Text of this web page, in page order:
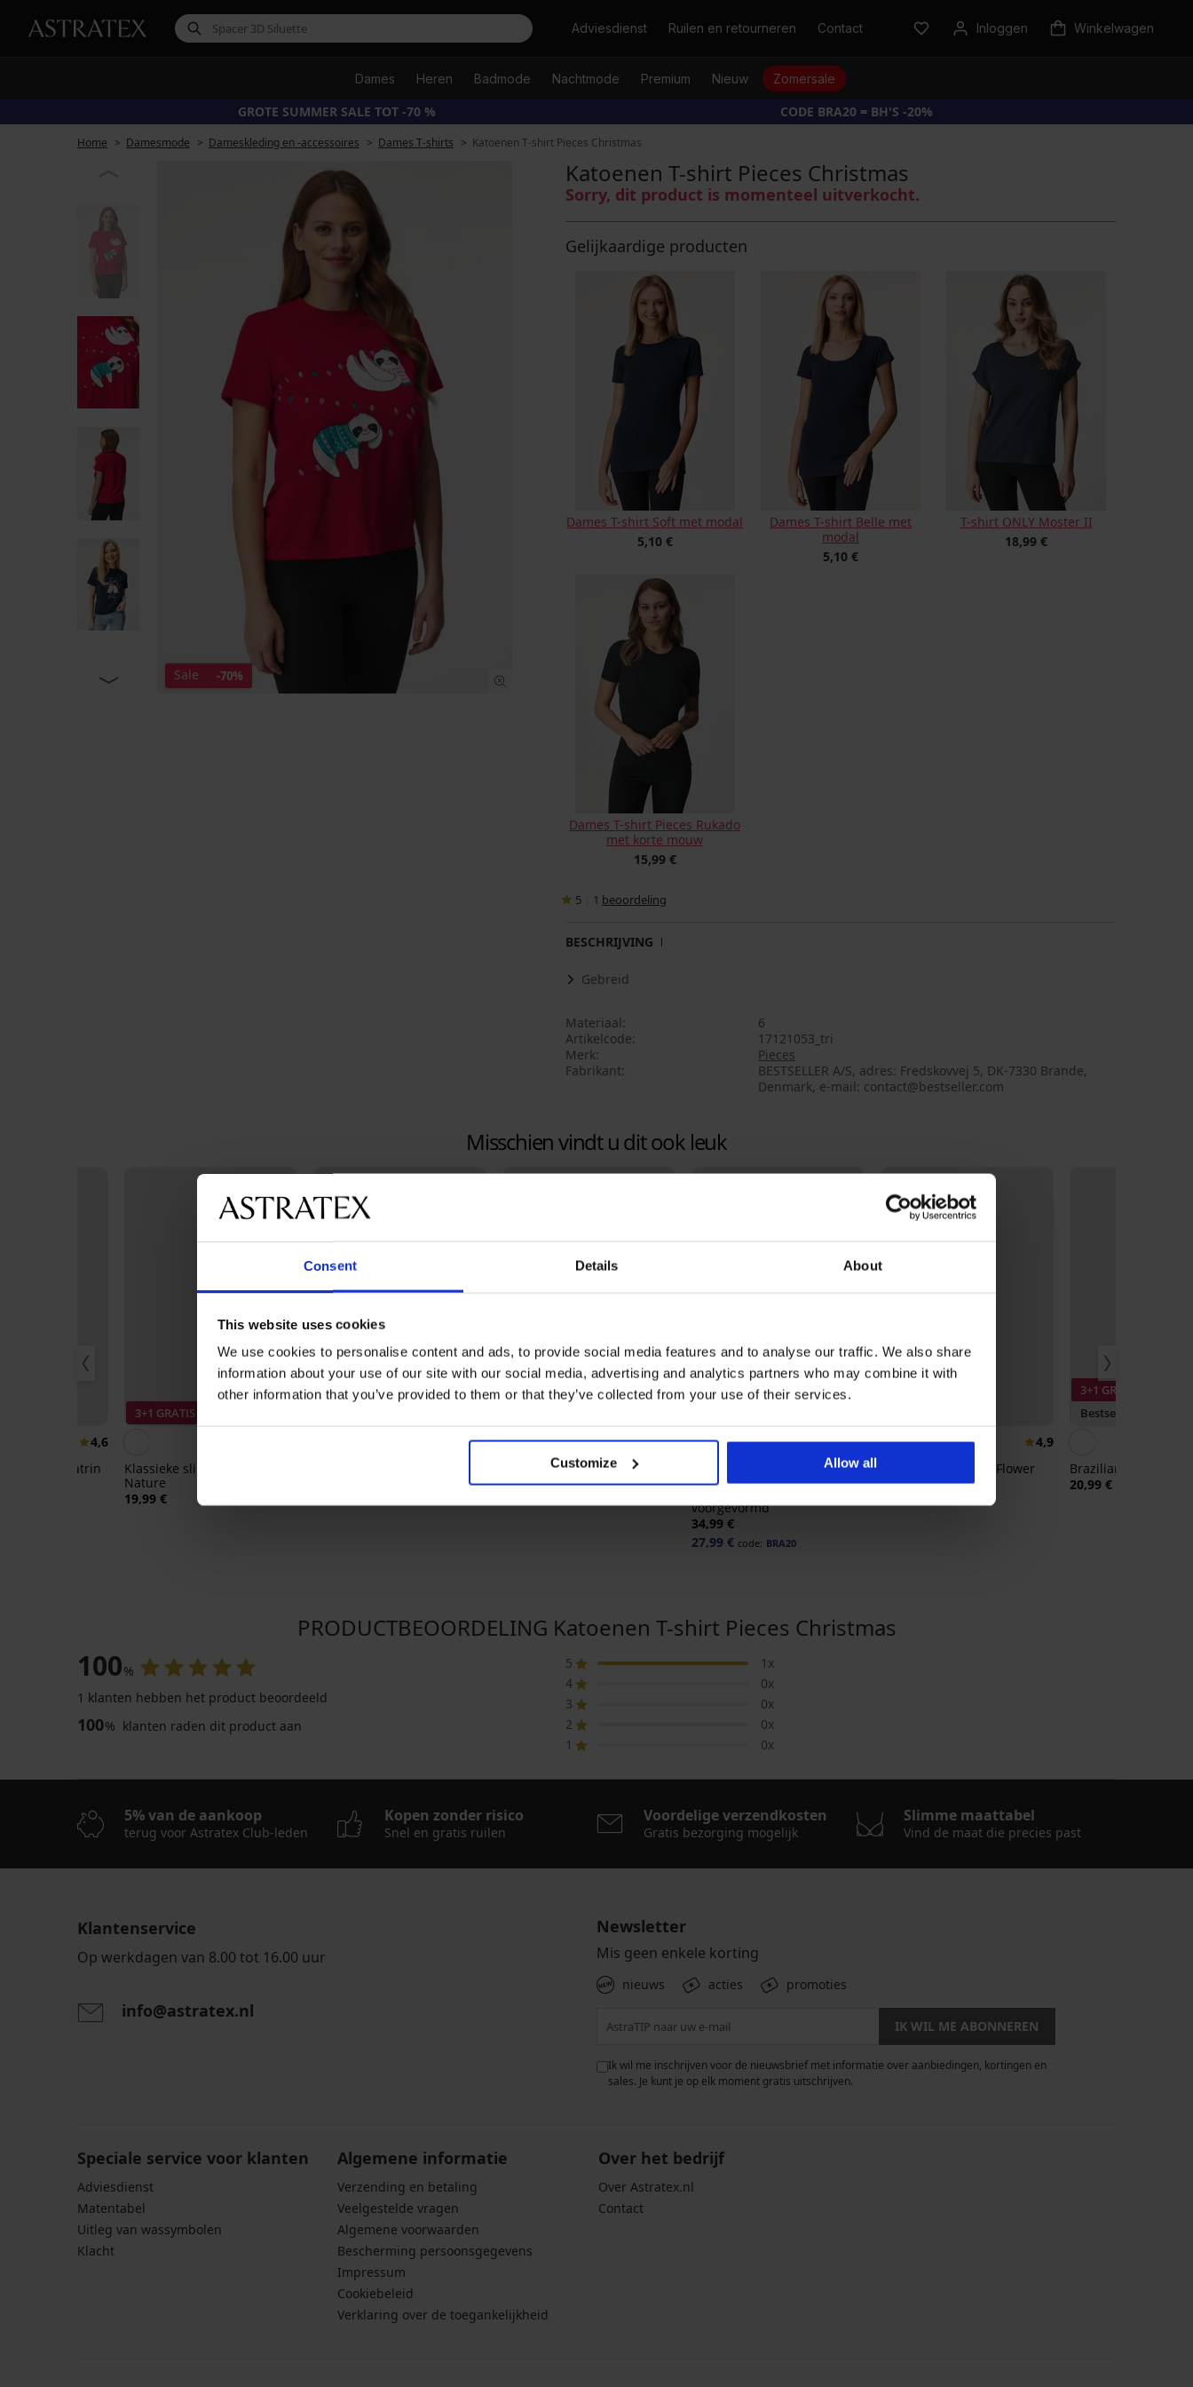
Consent Details About
This website uses cookies
We use cookies to personalise content and ads, to provide social media features and to analyse our traffic. We also share
information about your use of our site with our social media, advertising and analytics partners who may combine it with
other information that you’ve provided to them or that they’ve collected from your use of their services.
Customize Allow all
ZoekenAdviesdienst Ruilen en retourneren Contact Inloggen Winkelwagen
Dames Heren Badmode Nachtmode Premium Nieuw Zomersale
GROTE SUMMER SALE TOT -70 % CODE BRA20 = BH'S -20%
Home Damesmode Dameskleding en -accessoires Dames T-shirts Katoenen T-shirt Pieces Christmas
Sale -70%
Katoenen T-shirt Pieces Christmas
Sorry, dit product is momenteel uitverkocht.
Gelijkaardige producten
Dames T-shirt Soft met modal
5,10 €
Dames T-shirt Belle met
modal
5,10 €
T-shirt ONLY Moster II
18,99 €
Dames T-shirt Pieces Rukado
met korte mouw
15,99 €
5 1 beoordeling
BESCHRIJVING
Gebreid
Materiaal
6
Artikelcode
17121053_tri
Merk
Pieces
Fabrikant
BESTSELLER A/S, adres: Fredskovvej 5, DK-7330 Brande,
Denmark, e-mail: contact@bestseller.com
Misschien vindt u dit ook leuk
4,6
slips Katrin
3+1 GRATIS
Klassieke slip Bamboo
Nature
19,99 €
4,8
5
Brazilian slip Delicate Flower
26,99 €
4,9
voorgevormd
34,99 €
27,99 € code: BRA20
4,9
Bh Spacer Delicate Flower
52,99 €
3+1 GRATIS
Bestseller
Brazilian slip DIVA
20,99 €
31,79
€
31,99
€
PRODUCTBEOORDELING Katoenen T-shirt Pieces Christmas
100%
1 klanten hebben het product beoordeeld
100% klanten raden dit product aan
5
1x
4
0x
3
0x
2
0x
1
0x
5% van de aankoop
terug voor Astratex Club-leden
Kopen zonder risico
Snel en gratis ruilen
Voordelige verzendkosten
Gratis bezorging mogelijk
Slimme maattabel
Vind de maat die precies past
Klantenservice
Op werkdagen van 8.00 tot 16.00 uur
info@astratex.nl
Newsletter
Mis geen enkele korting
nieuws acties promoties
IK WIL ME ABONNEREN
Ik wil me inschrijven voor de nieuwsbrief met informatie over aanbiedingen, kortingen en
sales. Je kunt je op elk moment gratis uitschrijven.
Speciale service voor klanten
Adviesdienst
Matentabel
Uitleg van wassymbolen
Klacht
Algemene informatie
Verzending en betaling
Veelgestelde vragen
Algemene voorwaarden
Bescherming persoonsgegevens
Impressum
Cookiebeleid
Verklaring over de toegankelijkheid
Over het bedrijf
Over Astratex.nl
Contact